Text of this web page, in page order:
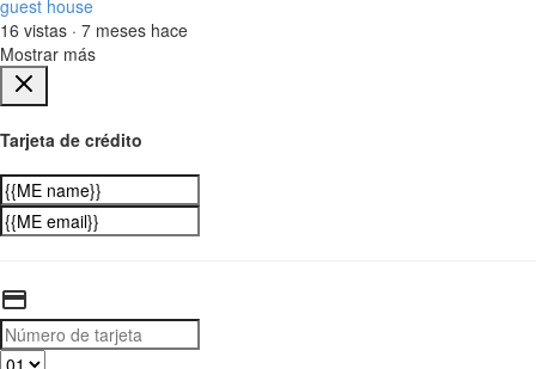
guest house
16 vistas · 7 meses hace
Mostrar más
Tarjeta de crédito